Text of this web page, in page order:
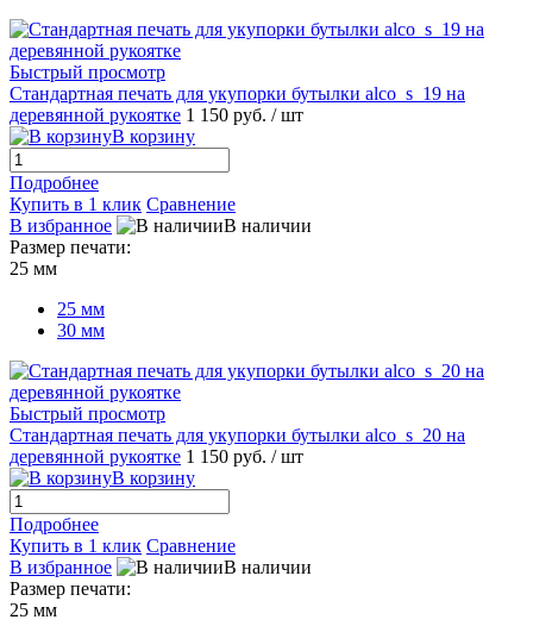
Быстрый просмотр
Стандартная печать для укупорки бутылки alco_s_19 на
деревянной рукоятке 1 150 руб. / шт
В корзину
Подробнее
Купить в 1 клик Сравнение
В избранное
В наличии
Размер печати:
25 мм
25 мм
30 мм
Быстрый просмотр
Стандартная печать для укупорки бутылки alco_s_20 на
деревянной рукоятке 1 150 руб. / шт
В корзину
Подробнее
Купить в 1 клик Сравнение
В избранное
В наличии
Размер печати:
25 мм